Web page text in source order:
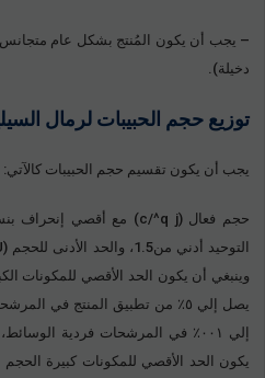
– يجب أن يكون المُنتج بشكل عام
دخيلة).
توزيع حجم الحبيبات لرمال
يجب أن يكون تقسيم حجم الحبيبات كالآتي:
وينبغي أن يكون الحد الأقصي للمكونات
يصل إلي ٥٪ من تطبيق المنتج في
إلي ٠٠١٪ في المرشحات فردية
يكون الحد الأقصي للمكونات كبيرة